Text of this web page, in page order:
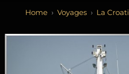
Voyages La